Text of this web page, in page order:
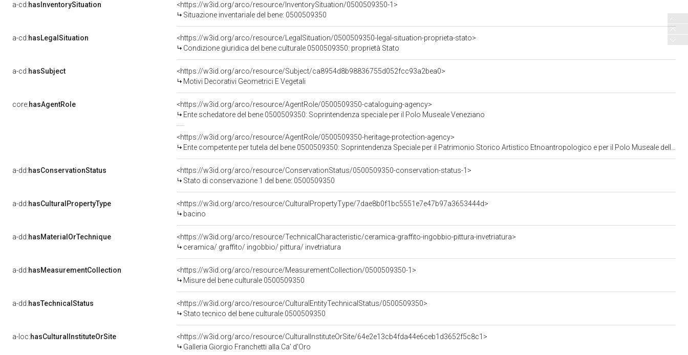
a-cd:hasInventorySituation
<https://w3id.org/arco/resource/InventorySituation/0500509350-1>
Situazione inventariale del bene: 0500509350
a-cd:hasLegalSituation
<https://w3id.org/arco/resource/LegalSituation/0500509350-legal-situation-proprieta-stato>
Condizione giuridica del bene culturale 0500509350: proprietà Stato
a-cd:hasSubject
<https://w3id.org/arco/resource/Subject/ca8954d8b98836755d052fcc93a2bea0>
Motivi Decorativi Geometrici E Vegetali
core:hasAgentRole
<https://w3id.org/arco/resource/AgentRole/0500509350-cataloguing-agency>
Ente schedatore del bene 0500509350: Soprintendenza speciale per il Polo Museale Veneziano
<https://w3id.org/arco/resource/AgentRole/0500509350-heritage-protection-agency>
Ente competente per tutela del bene 0500509350: Soprintendenza Speciale per il Patrimonio Storico Artistico Etnoantropologico e per il Polo Museale della citta' di Venezia e dei comuni della gronda lagunare
a-dd:hasConservationStatus
<https://w3id.org/arco/resource/ConservationStatus/0500509350-conservation-status-1>
Stato di conservazione 1 del bene: 0500509350
a-dd:hasCulturalPropertyType
<https://w3id.org/arco/resource/CulturalPropertyType/7dae8b0f1bc5551e7e47b97a3653444d>
bacino
a-dd:hasMaterialOrTechnique
<https://w3id.org/arco/resource/TechnicalCharacteristic/ceramica-graffito-ingobbio-pittura-invetriatura>
ceramica/ graffito/ ingobbio/ pittura/ invetriatura
a-dd:hasMeasurementCollection
<https://w3id.org/arco/resource/MeasurementCollection/0500509350-1>
Misure del bene culturale 0500509350
a-dd:hasTechnicalStatus
<https://w3id.org/arco/resource/CulturalEntityTechnicalStatus/0500509350>
Stato tecnico del bene culturale 0500509350
a-loc:hasCulturalInstituteOrSite
<https://w3id.org/arco/resource/CulturalInstituteOrSite/64e2e13cb4fda44e6ceb1d3652f5c8c1>
Galleria Giorgio Franchetti alla Ca' d'Oro